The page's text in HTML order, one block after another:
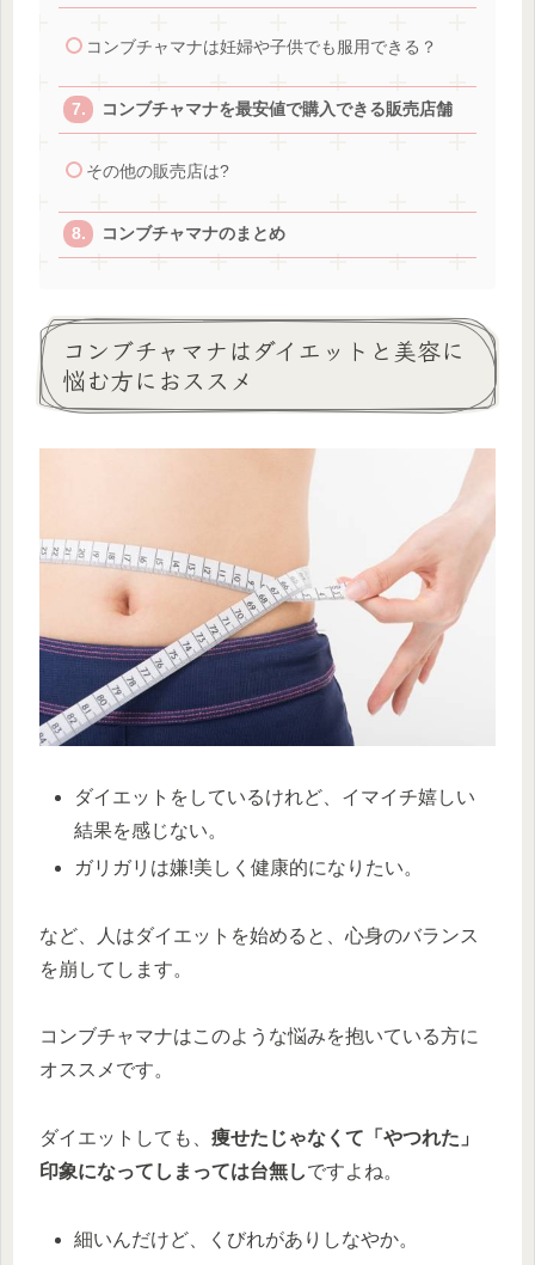
コンブチャマナは妊婦や子供でも服用できる？
コンブチャマナを最安値で購入できる販売店舗
その他の販売店は?
コンブチャマナのまとめ
コンブチャマナはダイエットと美容に
悩む方におススメ
ダイエットをしているけれど、イマイチ嬉しい
結果を感じない。
ガリガリは嫌!美しく健康的になりたい。
など、人はダイエットを始めると、心身のバランス
を崩してします。
コンブチャマナはこのような悩みを抱いている方に
オススメです。
ダイエットしても、 痩せたじゃなくて「やつれた」
印象になってしまっては台無しですよね。
細いんだけど、くびれがありしなやか。